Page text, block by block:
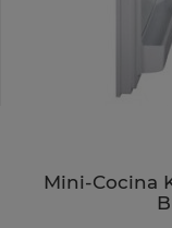
Mini-Cocina